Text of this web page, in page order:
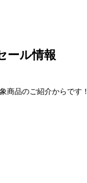
ール情報
商品のご紹介からです！